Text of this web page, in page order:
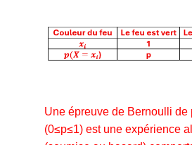
Une épreuve de Bernoulli de
(0≤p≤1) est une expérience